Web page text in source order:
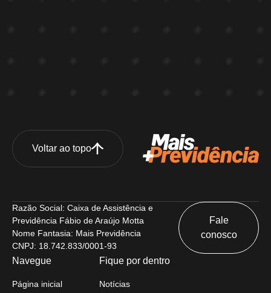
Voltar ao topo
Razão Social: Caixa de Assistência e
Previdência Fábio de Araújo Motta
Nome Fantasia: Mais Previdência
CNPJ: 18.742.833/0001-93
Fale
conosco
Navegue
Página inicial
Fique por dentro
Notícias